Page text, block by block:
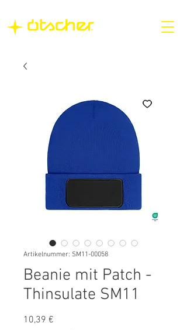
Artikelnummer: SM11-00058
Beanie mit Patch -
Thinsulate SM11
10,39 €